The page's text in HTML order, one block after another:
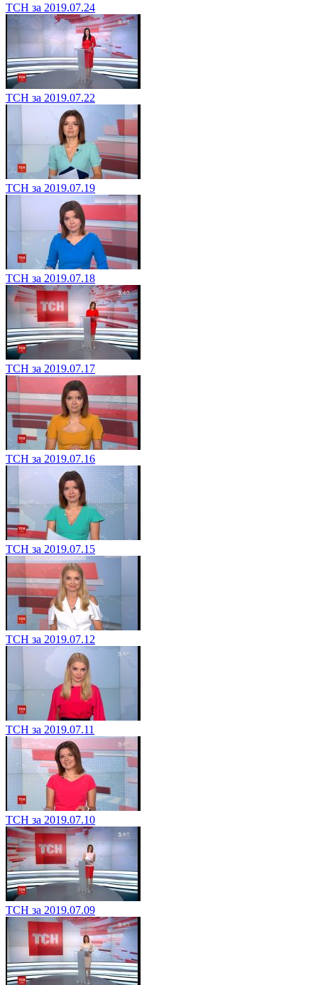
ТСН за 2019.07.24
ТСН за 2019.07.22
ТСН за 2019.07.19
ТСН за 2019.07.18
ТСН за 2019.07.17
ТСН за 2019.07.16
ТСН за 2019.07.15
ТСН за 2019.07.12
ТСН за 2019.07.11
ТСН за 2019.07.10
ТСН за 2019.07.09